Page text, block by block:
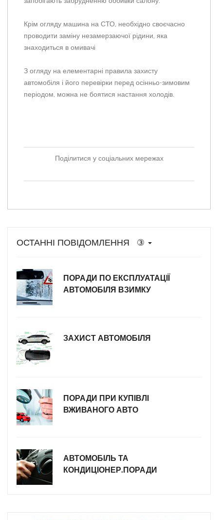
Крім огляду машина на СТО, необхідно своєчасно
проводити заміну незамерзаючої рідини, яка
знаходиться в омивачі
З огляду на елементарні правила захисту
автомобіля і його перевірки перед осінньо-зимовим
періодом, можна не боятися настання холодів.
Поділитися у соціальних мережах
ОСТАННІ ПОВІДОМЛЕННЯ ③
ПОРАДИ ПО ЕКСПЛУАТАЦІЇ
АВТОМОБІЛЯ ВЗИМКУ
ЗАХИСТ АВТОМОБІЛЯ
ПОРАДИ ПРИ КУПІВЛІ
ВЖИВАНОГО АВТО
АВТОМОБІЛЬ ТА
КОНДИЦІОНЕР.ПОРАДИ